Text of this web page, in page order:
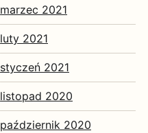
marzec 2021
luty 2021
styczeń 2021
listopad 2020
październik 2020